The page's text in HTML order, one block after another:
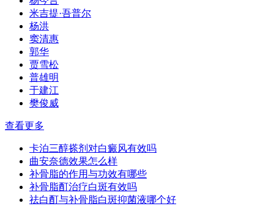
米吉提·吾普尔
杨洪
窦清惠
郭华
贾雪松
普雄明
于建江
樊俊威
查看更多
卡泊三醇搽剂对白癜风有效吗
曲安奈德效果怎么样
补骨脂的作用与功效有哪些
补骨脂酊治疗白斑有效吗
祛白酊与补骨脂白斑抑菌液哪个好